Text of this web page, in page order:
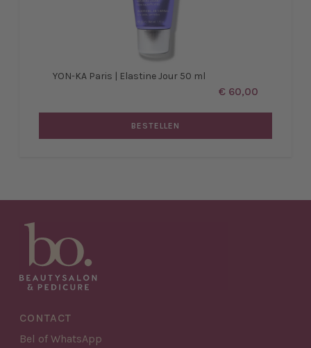
YON-KA Paris | Elastine Jour 50 ml
€ 60,00
BESTELLEN
CONTACT
Bel of WhatsApp